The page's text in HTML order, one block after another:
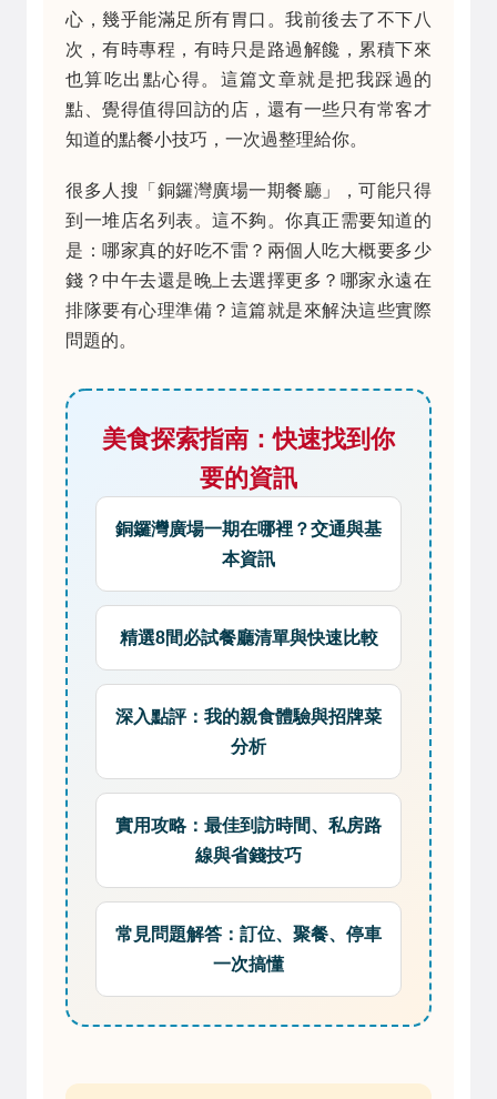
心，幾乎能滿足所有胃口。我前後去了不下八
次，有時專程，有時只是路過解饞，累積下來
也算吃出點心得。這篇文章就是把我踩過的
點、覺得值得回訪的店，還有一些只有常客才
知道的點餐小技巧，一次過整理給你。
很多人搜「銅鑼灣廣場一期餐廳」，可能只得
到一堆店名列表。這不夠。你真正需要知道的
是：哪家真的好吃不雷？兩個人吃大概要多少
錢？中午去還是晚上去選擇更多？哪家永遠在
排隊要有心理準備？這篇就是來解決這些實際
問題的。
美食探索指南：快速找到你
要的資訊
銅鑼灣廣場一期在哪裡？交通與基
本資訊
精選8間必試餐廳清單與快速比較
深入點評：我的親食體驗與招牌菜
分析
實用攻略：最佳到訪時間、私房路
線與省錢技巧
常見問題解答：訂位、聚餐、停車
一次搞懂